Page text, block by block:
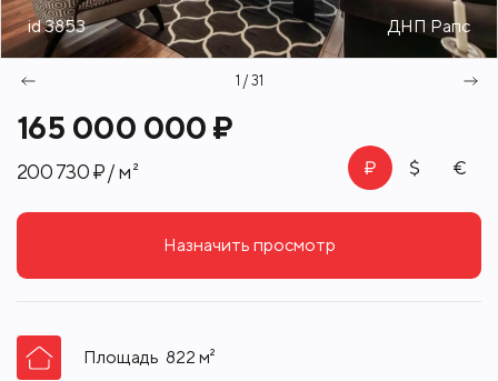
165 000 000 ₽
200 730 ₽ / м²
id 3853 ДНП Рапс
1 / 31
Назначить просмотр
Площадь 822 м²